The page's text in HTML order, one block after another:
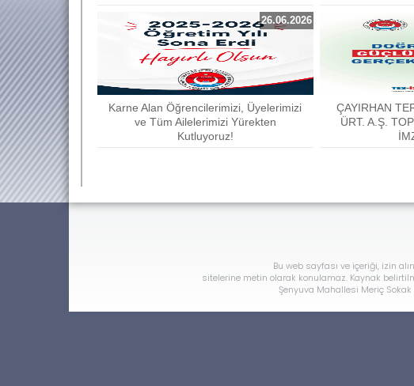
26.06.2026
Karne Alan Öğrencilerimizi, Üyelerimizi
ve Tüm Ailelerimizi Yürekten
Kutluyoruz!
ÇAYIRHAN
ÜRT. A.Ş.
Bu web sayfası ve içeriği, izin
sitelerine metin olarak konulamaz. Kaynak
Şenyuva Mahallesi Meriç Sokak